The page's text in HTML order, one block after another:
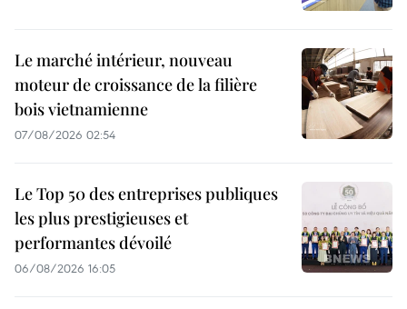
Le marché intérieur, nouveau
moteur de croissance de la filière
bois vietnamienne
07/08/2026 02:54
Le Top 50 des entreprises publiques
les plus prestigieuses et
performantes dévoilé
06/08/2026 16:05